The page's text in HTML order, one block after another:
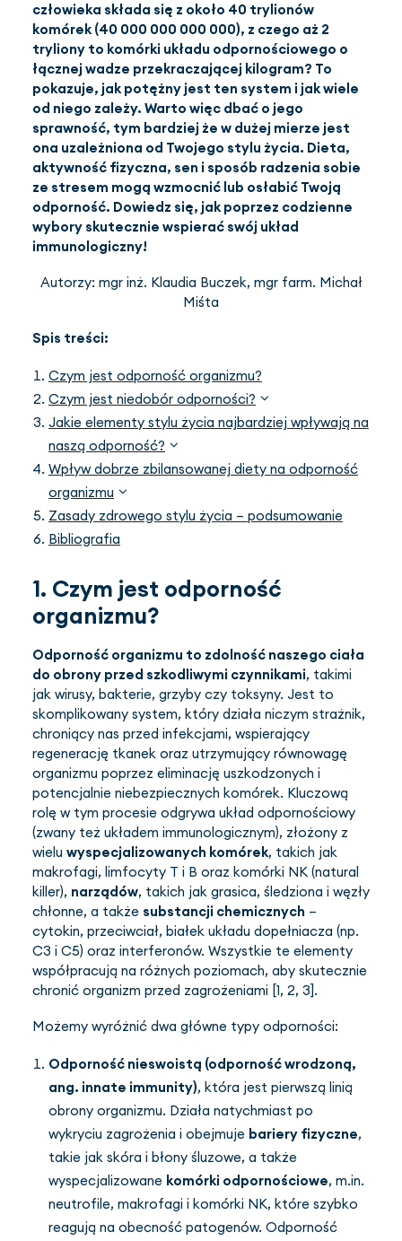
człowieka składa się z około 40 trylionów
komórek (40 000 000 000 000), z czego aż 2
tryliony to komórki układu odpornościowego o
łącznej wadze przekraczającej kilogram? To
pokazuje, jak potężny jest ten system i jak wiele
od niego zależy. Warto więc dbać o jego
sprawność, tym bardziej że w dużej mierze jest
ona uzależniona od Twojego stylu życia. Dieta,
aktywność fizyczna, sen i sposób radzenia sobie
ze stresem mogą wzmocnić lub osłabić Twoją
odporność. Dowiedz się, jak poprzez codzienne
wybory skutecznie wspierać swój układ
immunologiczny!
Autorzy: mgr inż. Klaudia Buczek, mgr farm. Michał
Miśta
Spis treści:
Czym jest odporność organizmu?
Czym jest niedobór odporności?
Jakie elementy stylu życia najbardziej wpływają na
naszą odporność?
Wpływ dobrze zbilansowanej diety na odporność
organizmu
Zasady zdrowego stylu życia – podsumowanie
Bibliografia
1. Czym jest odporność
organizmu?
Odporność organizmu to zdolność naszego ciała
do obrony przed szkodliwymi czynnikami, takimi
jak wirusy, bakterie, grzyby czy toksyny. Jest to
skomplikowany system, który działa niczym strażnik,
chroniący nas przed infekcjami, wspierający
regenerację tkanek oraz utrzymujący równowagę
organizmu poprzez eliminację uszkodzonych i
potencjalnie niebezpiecznych komórek. Kluczową
rolę w tym procesie odgrywa układ odpornościowy
(zwany też układem immunologicznym), złożony z
wielu wyspecjalizowanych komórek, takich jak
makrofagi, limfocyty T i B oraz komórki NK (natural
killer), narządów, takich jak grasica, śledziona i węzły
chłonne, a także substancji chemicznych –
cytokin, przeciwciał, białek układu dopełniacza (np.
C3 i C5) oraz interferonów. Wszystkie te elementy
współpracują na różnych poziomach, aby skutecznie
chronić organizm przed zagrożeniami [1, 2, 3].
Możemy wyróżnić dwa główne typy odporności:
Odporność nieswoistą (odporność wrodzoną,
ang. innate immunity), która jest pierwszą linią
obrony organizmu. Działa natychmiast po
wykryciu zagrożenia i obejmuje bariery fizyczne,
takie jak skóra i błony śluzowe, a także
wyspecjalizowane komórki odpornościowe, m.in.
neutrofile, makrofagi i komórki NK, które szybko
reagują na obecność patogenów. Odporność